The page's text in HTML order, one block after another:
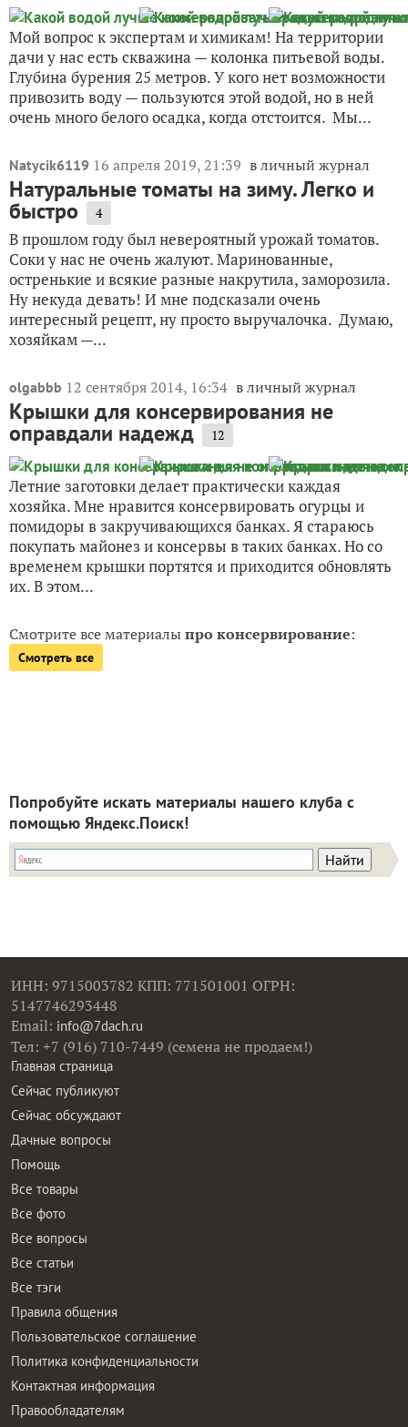
Мой вопрос к экспертам и химикам! На территории
дачи у нас есть скважина — колонка питьевой воды.
Глубина бурения 25 метров. У кого нет возможности
привозить воду — пользуются этой водой, но в ней
очень много белого осадка, когда отстоится. Мы...
Natycik6119 16 апреля 2019, 21:39 в личный журнал
Натуральные томаты на зиму. Легко и
быстро 4
В прошлом году был невероятный урожай томатов.
Соки у нас не очень жалуют. Маринованные,
остренькие и всякие разные накрутила, заморозила.
Ну некуда девать! И мне подсказали очень
интересный рецепт, ну просто выручалочка. Думаю,
хозяйкам —...
olgabbb 12 сентября 2014, 16:34 в личный журнал
Крышки для консервирования не
оправдали надежд 12
Летние заготовки делает практически каждая
хозяйка. Мне нравится консервировать огурцы и
помидоры в закручивающихся банках. Я стараюсь
покупать майонез и консервы в таких банках. Но со
временем крышки портятся и приходится обновлять
их. В этом...
Смотрите все материалыпро консервирование:
Смотреть все
Попробуйте искать материалы нашего клуба с
помощью Яндекс.Поиск!
ИНН: 9715003782 КПП: 771501001 ОГРН:
5147746293448
Email: info@7dach.ru
Тел: +7 (916) 710-7449 (семена не продаем!)
Главная страница
Сейчас публикуют
Сейчас обсуждают
Дачные вопросы
Помощь
Все товары
Все фото
Все вопросы
Все статьи
Все тэги
Правила общения
Пользовательское соглашение
Политика конфиденциальности
Контактная информация
Правообладателям